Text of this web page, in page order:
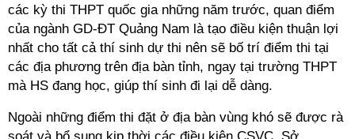
các kỳ thi THPT quốc gia những năm trước, quan điểm
của ngành GD-ĐT Quảng Nam là tạo điều kiện thuận lợi
nhất cho tất cả thí sinh dự thi nên sẽ bố trí điểm thi tại
các địa phương trên địa bàn tỉnh, ngay tại trường THPT
mà HS đang học, giúp thí sinh đi lại dễ dàng.
Ngoài những điểm thi đặt ở địa bàn vùng khó sẽ được rà